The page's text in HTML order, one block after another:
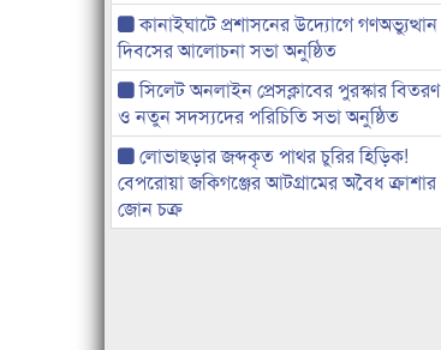
কানাইঘাটে প্রশাসনের উদ্যোগে গণঅভ্যুত্থান
দিবসের আলোচনা সভা অনুষ্ঠিত
সিলেট অনলাইন প্রেসক্লাবের পুরস্কার বিতরণ
ও নতুন সদস্যদের পরিচিতি সভা অনুষ্ঠিত
লোভাছড়ার জব্দকৃত পাথর চুরির হিড়িক!
বেপরোয়া জকিগঞ্জের আটগ্রামের অবৈধ ক্রাশার
জোন চক্র